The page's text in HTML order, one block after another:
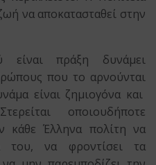
να αποκατασταθεί στην
είναι πράξη δυνάμει
που το αρνούνται
είναι ζημιογόνα και
οποιουδήποτε
κάθε Έλληνα πολίτη να
του, να φροντίσει τα